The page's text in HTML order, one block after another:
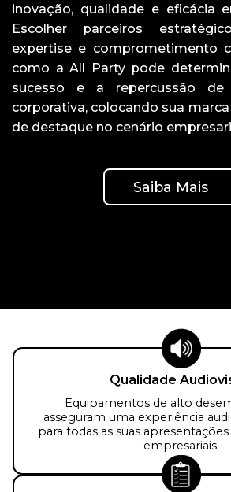
inovação, qualidade e eficácia
Escolher parceiros
expertise e comprometimento
como a All Party pode
sucesso e a repercussão de
corporativa, colocando sua
de destaque no cenário
Saiba Mais
Qualidade
Equipamentos de alto
asseguram uma experiência
para todas as suas
empresariais.